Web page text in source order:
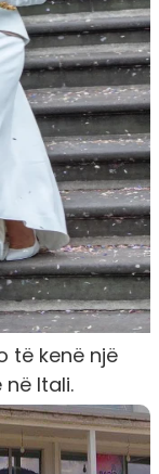
të kenë një
Itali.